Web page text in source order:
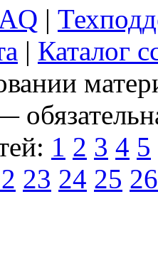
|
| Каталог
1 2 3 4 5
23 24 25 26